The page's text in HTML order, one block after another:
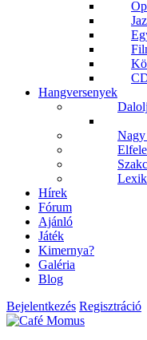
Hangversenyek
Nagy
Hírek
Fórum
Ajánló
Játék
Kimernya?
Galéria
Blog
Bejelentkezés Regisztráció